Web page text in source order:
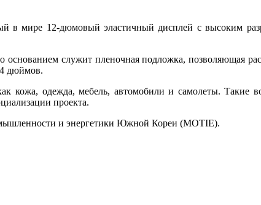
в мире 12-дюмовый эластичный дисплей с высоким
служит пленочная подложка, позволяющая
дюймов.
кожа, одежда, мебель, автомобили и самолеты. Такие
проекта.
и энергетики Южной Кореи (MOTIE).